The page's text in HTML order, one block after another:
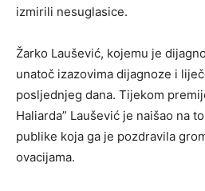
izmirili nesuglasice.
Žarko Laušević, kojemu je
unatoč izazovima dijagnoze i
posljednjeg dana. Tijekom
Haliarda” Laušević je naišao na
publike koja ga je pozdravila
ovacijama.